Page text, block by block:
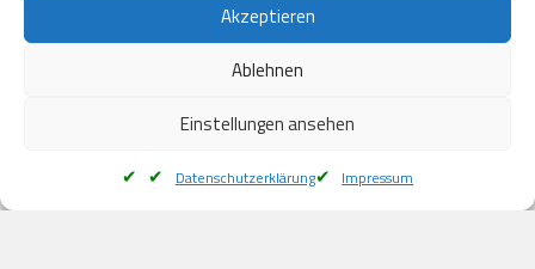
Akzeptieren
Ablehnen
Einstellungen ansehen
Datenschutzerklärung Impressum